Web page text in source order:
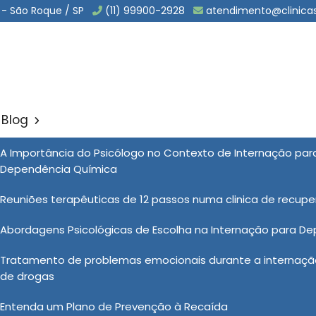
São Roque / SP (11) 99900-2928
Blog
A Importância do Psicólogo no Contexto de Internação
Dependência Química
Reuniões terapêuticas de 12 passos numa clinica de
Abordagens Psicológicas de Escolha na Internação para
Tratamento de problemas emocionais durante a
de drogas
Entenda um Plano de Prevenção à Recaída
para
Dependentes Quimicos na Vila Endres - Guarulhos